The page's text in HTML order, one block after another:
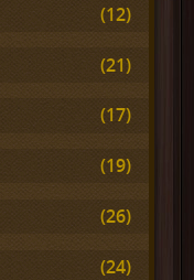
(12)
(21)
(17)
(19)
(26)
(24)